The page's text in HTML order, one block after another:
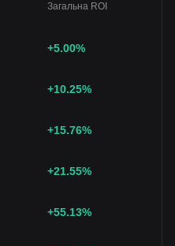
Загальна ROI
+5.00%
+10.25%
+15.76%
+21.55%
+55.13%